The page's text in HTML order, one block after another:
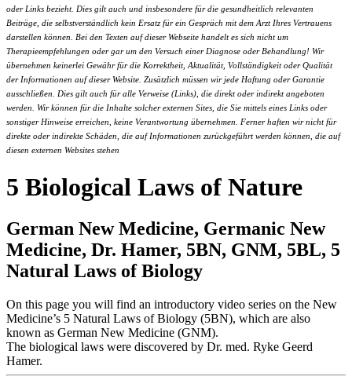
oder Links bezieht. Dies gilt auch und insbesondere für die gesundheitlich relevanten
Beiträge, die selbstverständlich kein Ersatz für ein Gespräch mit dem Arzt Ihres Vertrauens
darstellen können. Bei den Texten auf dieser Webseite handelt es sich nicht um
Therapieempfehlungen oder gar um den Versuch einer Diagnose oder Behandlung! Wir
übernehmen keinerlei Gewähr für die Korrektheit, Aktualität, Vollständigkeit oder Qualität
der Informationen auf dieser Website. Zusätzlich müssen wir jede Haftung oder Garantie
ausschließen. Dies gilt auch für alle Verweise (Links), die direkt oder indirekt angeboten
werden. Wir können für die Inhalte solcher externen Sites, die Sie mittels eines Links oder
sonstiger Hinweise erreichen, keine Verantwortung übernehmen. Ferner haften wir nicht für
direkte oder indirekte Schäden, die auf Informationen zurückgeführt werden können, die auf
diesen externen Websites stehen
5 Biological Laws of Nature
German New Medicine, Germanic New
Medicine, Dr. Hamer, 5BN, GNM, 5BL, 5
Natural Laws of Biology
On this page you will find an introductory video series on the New
Medicine’s 5 Natural Laws of Biology (5BN), which are also
known as German New Medicine (GNM).
The biological laws were discovered by Dr. med. Ryke Geerd
Hamer.